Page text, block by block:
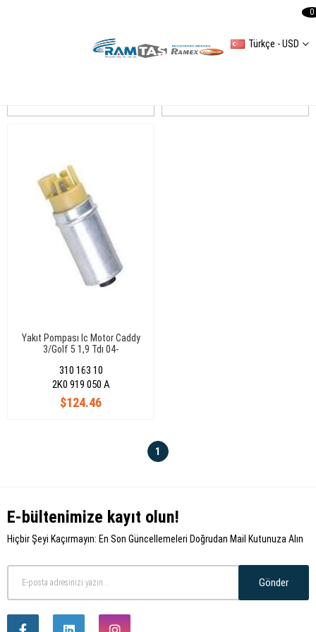
Türkçe - USD
0
Yakıt Pompası Ic Motor Caddy
3/Golf 5 1,9 Tdı 04-
310 163 10
$124.46
2K0 919 050 A
1
E-bültenimize kayıt olun!
Hiçbir Şeyi Kaçırmayın: En Son Güncellemeleri Doğrudan Mail Kutunuza Alın
Gönder